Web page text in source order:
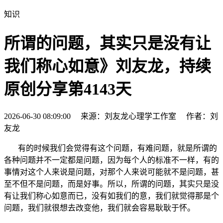
知识
所谓的问题，其实只是没有让
我们称心如意》刘友龙，持续
原创分享第4143天
2026-06-30 08:09:00 来源：刘友龙心理学工作室 作者：刘
友龙
有的时候我们会觉得有这个问题，有难问题，就是所谓的
各种问题并不一定都是问题，因为每个人的标准不一样，有的
事情对这个人来说是问题，对那个人来说可能就不是问题，甚
至不但不是问题，而是好事。所以，所谓的问题，其实只是没
有让我们称心如意而已，没有如我们的意，我们就觉得那是个
问题，我们就很想去改变他，我们就会容易耿耿于怀。